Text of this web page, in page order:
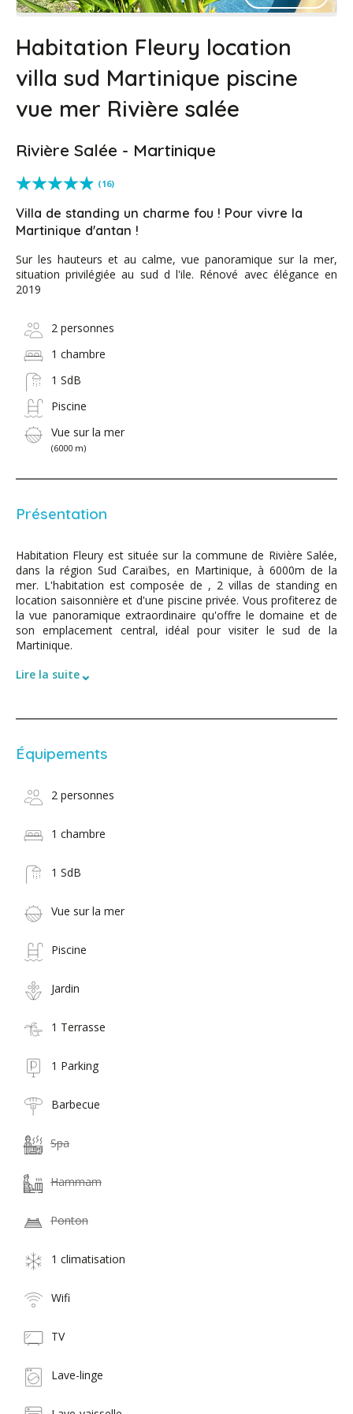
Habitation Fleury location
villa sud Martinique piscine
vue mer Rivière salée
Rivière Salée - Martinique
(16)
Villa de standing un charme fou ! Pour vivre la
Martinique d'antan !
Sur les hauteurs et au calme, vue panoramique sur la mer,
situation privilégiée au sud d l'ile. Rénové avec élégance en
2019
2 personnes
1 chambre
1 SdB
Piscine
Vue sur la mer
(6000 m)
Présentation
Habitation Fleury est située sur la commune de Rivière Salée,
dans la région Sud Caraïbes, en Martinique, à 6000m de la
mer. L'habitation est composée de , 2 villas de standing en
location saisonnière et d'une piscine privée. Vous profiterez de
la vue panoramique extraordinaire qu'offre le domaine et de
son emplacement central, idéal pour visiter le sud de la
Martinique.
Lire la suite⌄
Équipements
2 personnes
1 chambre
1 SdB
Vue sur la mer
Piscine
Jardin
1 Terrasse
1 Parking
Barbecue
Spa
Hammam
Ponton
1 climatisation
Wifi
TV
Lave-linge